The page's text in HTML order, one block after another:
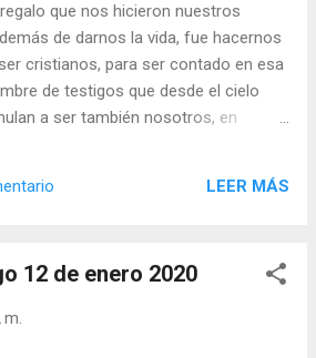
intimidad divina con Cristo. “De esta
tan continua de Jesucristo…nacen
deseos…de entregarse toda a su
(6M 8,4). Julián Escobar. | Lecturas
(+ Leer ). | Evangelio y Meditación (+
| Vísperas (+ Leer ) |
que nos hicieron nuestros
de darnos la vida, fue hacernos
cristianos, para ser contado en esa
de testigos que desde el cielo
a ser también nosotros, en
estamos unidos por la fe y qué vida
“Nosotras estamos
(CE 38,1). NB: Con la fiesta del
LEER MÁS
12 de enero 2020
m.